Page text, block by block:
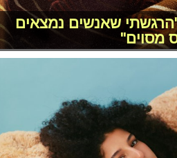
שאנשים נמצאים
מסוים"